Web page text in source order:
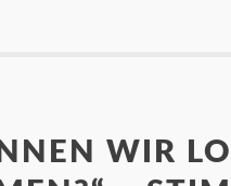
WIR